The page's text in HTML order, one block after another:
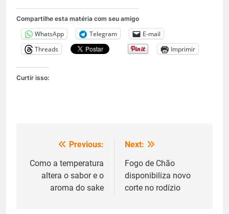
Compartilhe esta matéria com seu amigo
WhatsApp Telegram
E-mail
Threads
Imprimir
Curtir isso:
Navegação
de
Post
Previous:
Como a temperatura
altera o sabor e o
aroma do sake
Next:
Fogo de Chão
disponibiliza novo
corte no rodízio